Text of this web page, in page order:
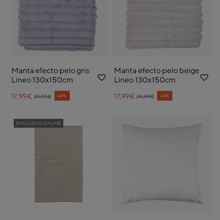
Manta efecto pelo gris
Lineo 130x150cm
Price reduced from
29,99€
to 40%
17,99€
Manta efecto pelo beige
Lineo 130x150cm
Price reduced from
29,99€
to 40%
17,99€
EXCLUSIVO ONLINE